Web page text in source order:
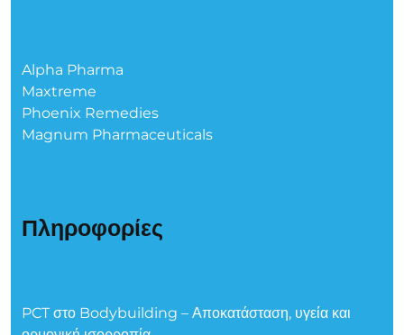
Alpha Pharma
Maxtreme
Phoenix Remedies
Magnum Pharmaceuticals
Πληροφορίες
PCT στο Bodybuilding – Αποκατάσταση, υγεία και